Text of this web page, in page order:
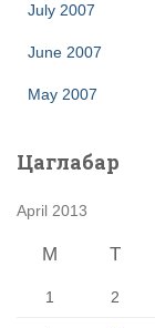
July 2007
June 2007
May 2007
Цаглабар
April 2013
M T
1 2